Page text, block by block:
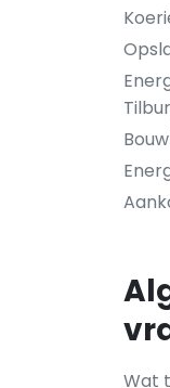
Wat